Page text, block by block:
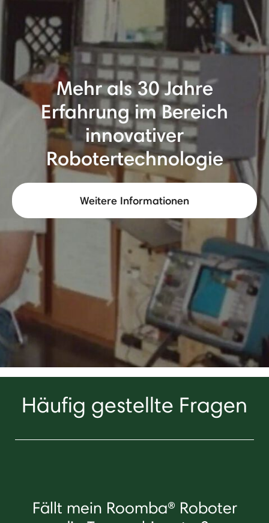
Mehr als 30 Jahre
Erfahrung im Bereich
innovativer
Robotertechnologie
Weitere Informationen
Häufig gestellte Fragen
Fällt mein Roomba® Roboter